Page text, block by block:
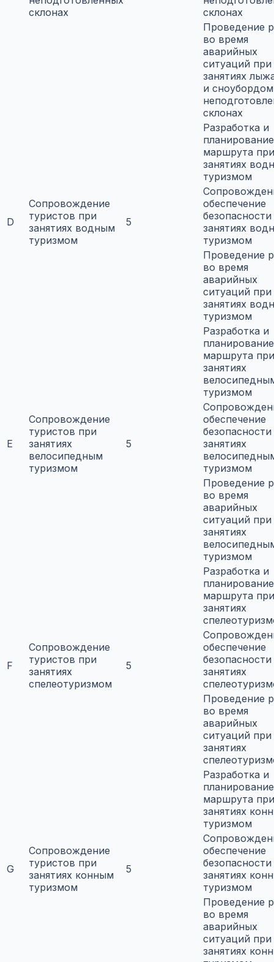
склонах
склонах
Проведение
во время
аварийных
ситуаций при
занятиях
и
склонах
D
Сопровождение
туристов при
занятиях водным
туризмом
5
Разработка и
планирование
маршрута при
занятиях
туризмом
обеспечение
занятиях
туризмом
Проведение
во время
аварийных
ситуаций при
занятиях
туризмом
E
Сопровождение
туристов при
занятиях
велосипедным
туризмом
5
Разработка и
планирование
маршрута при
занятиях
туризмом
обеспечение
занятиях
туризмом
Проведение
во время
аварийных
ситуаций при
занятиях
туризмом
F
Сопровождение
туристов при
занятиях
спелеотуризмом
5
Разработка и
планирование
маршрута при
занятиях
обеспечение
занятиях
Проведение
во время
аварийных
ситуаций при
занятиях
G
Сопровождение
туристов при
занятиях конным
туризмом
5
Разработка и
планирование
маршрута при
занятиях
туризмом
обеспечение
занятиях
туризмом
Проведение
во время
аварийных
ситуаций при
занятиях